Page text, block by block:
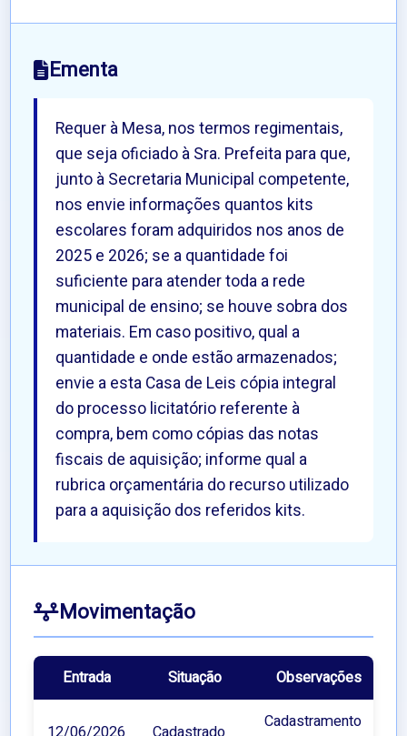
Ementa
Requer à Mesa, nos termos regimentais,
que seja oficiado à Sra. Prefeita para que,
junto à Secretaria Municipal competente,
nos envie informações quantos kits
escolares foram adquiridos nos anos de
2025 e 2026; se a quantidade foi
suficiente para atender toda a rede
municipal de ensino; se houve sobra dos
materiais. Em caso positivo, qual a
quantidade e onde estão armazenados;
envie a esta Casa de Leis cópia integral
do processo licitatório referente à
compra, bem como cópias das notas
fiscais de aquisição; informe qual a
rubrica orçamentária do recurso utilizado
para a aquisição dos referidos kits.
Movimentação
Entrada Situação Observações
Cadastramento